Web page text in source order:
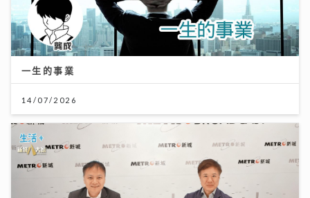
一生的事業
14/07/2026